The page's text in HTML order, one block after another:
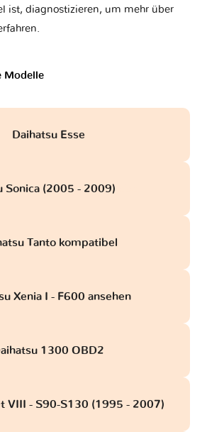
ist, diagnostizieren, um mehr über
Modelle
Daihatsu Esse
Sonica (2005 - 2009)
Tanto kompatibel
Xenia I - F600 ansehen
1300 OBD2
VIII - S90-S130 (1995 - 2007)